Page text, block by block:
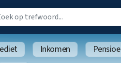
Inkomen